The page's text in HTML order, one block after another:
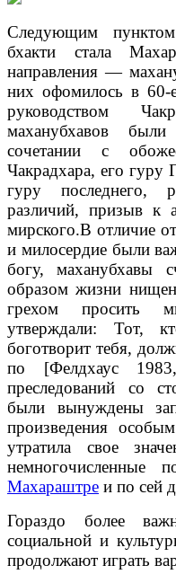
Следующим
бхакти стала
направления —
них офомилось в
руководством
маханубхавов
сочетании с
Чакрадхара, его гуру
гуру последнего,
различий, призыв к
мирского.В отличие
и милосердие были
богу, маханубхавы
образом жизни
грехом просить
утверждали: Тот,
боготворит тебя,
по [Фелдхаус
преследований со
были вынуждены
произведения
утратила свое
немногочисленные
Махараштре и по сей
Гораздо более
социальной и
продолжают играть